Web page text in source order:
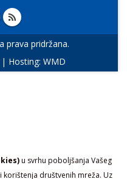
u svrhu poboljšanja Vašeg
društvenih mreža. Uz
prava pridržana.
| Hosting: WMD